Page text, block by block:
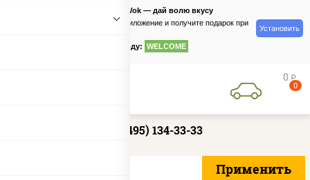
PizzaSushiWok — дай волю вкусу
Скачайте приложение и получите подарок при
по промокоду: WELCOME
Установить
0 руб
0
+7 (495) 134-33-33